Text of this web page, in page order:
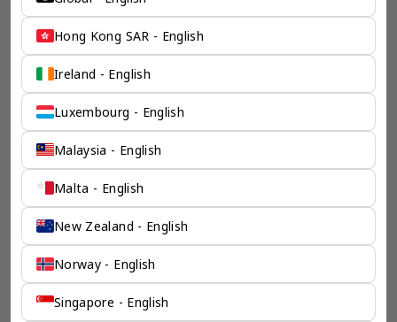
奕资环球 ™（中国内地） 文
章
爱沙尼亚 | 公司注册
爱沙尼亚 OU 公司注册指南（2026）- 怎么注册爱沙尼亚公
司 - 爱沙尼亚公司注册要求
2026年爱沙尼亚 OÜ 公司注册指南，解析电子居民卡、线上注册、
注册地址、注册资本、留存收益税制及进入欧盟市场的优势，适合数
字游民和跨境创业者。
Hong Kong SAR - English
Ireland - English
Luxembourg - English
Malaysia - English
Malta - English
New Zealand - English
Norway - English
Singapore - English